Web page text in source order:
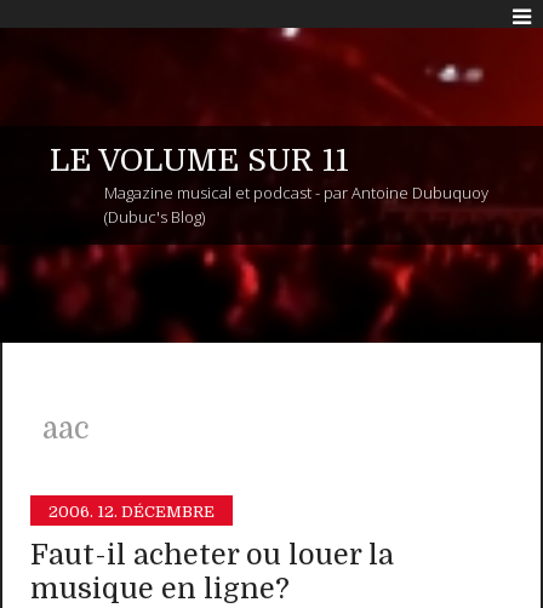
LE VOLUME SUR 11
Magazine musical et podcast - par Antoine Dubuquoy
(Dubuc's Blog)
aac
2006. 12. DÉCEMBRE
Faut-il acheter ou louer la
musique en ligne?